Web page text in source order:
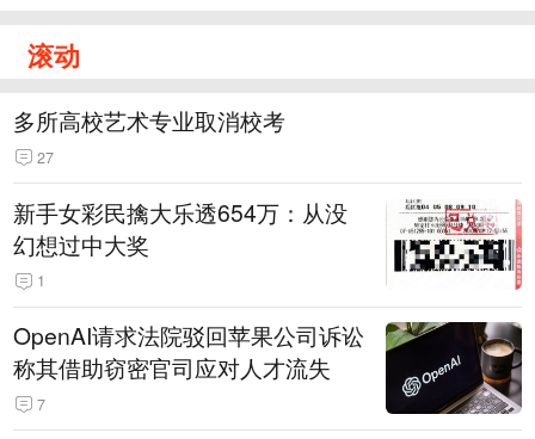
滚动
多所高校艺术专业取消校考
27
新手女彩民擒大乐透654万：从没
幻想过中大奖
1
OpenAI请求法院驳回苹果公司诉讼
称其借助窃密官司应对人才流失
7